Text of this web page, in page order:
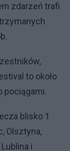
zdarzeń trafi
to około
pociągami.
blisko 1
Olsztyna,
i